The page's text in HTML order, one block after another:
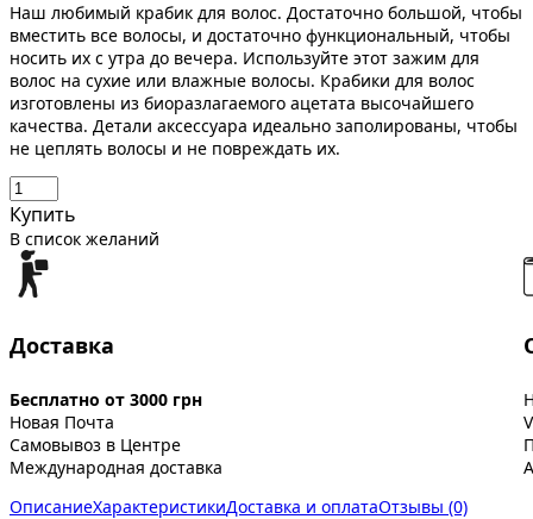
Наш любимый крабик для волос. Достаточно большой, чтобы
вместить все волосы, и достаточно функциональный, чтобы
носить их с утра до вечера. Используйте этот зажим для
волос на сухие или влажные волосы. Крабики для волос
изготовлены из биоразлагаемого ацетата высочайшего
качества. Детали аксессуара идеально заполированы, чтобы
не цеплять волосы и не повреждать их.
Купить
В список желаний
Доставка
Бесплатно от 3000 грн
Новая Почта
Самовывоз в Центре
Международная доставка
ОписаниеХарактеристикиДоставка и оплатаОтзывы (0)